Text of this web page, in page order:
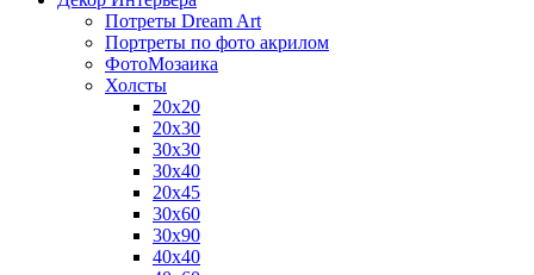
Потреты Dream Art
Портреты по фото акрилом
ФотоМозаика
Холсты
20х20
20х30
30х30
30х40
20х45
30х60
30х90
40х40